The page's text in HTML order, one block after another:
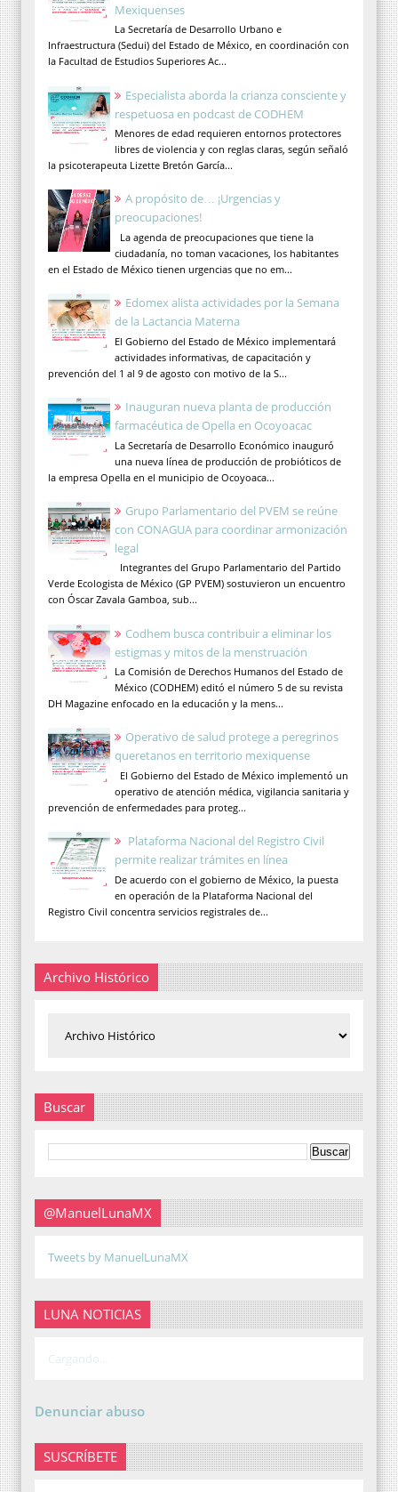
Mexiquenses
La Secretaría de Desarrollo Urbano e
Infraestructura (Sedui) del Estado de México, en coordinación con
la Facultad de Estudios Superiores Ac...
Especialista aborda la crianza consciente y
respetuosa en podcast de CODHEM
Menores de edad requieren entornos protectores
libres de violencia y con reglas claras, según señaló
la psicoterapeuta Lizette Bretón García...
A propósito de… ¡Urgencias y
preocupaciones!
La agenda de preocupaciones que tiene la
ciudadanía, no toman vacaciones, los habitantes
en el Estado de México tienen urgencias que no em...
Edomex alista actividades por la Semana
de la Lactancia Materna
El Gobierno del Estado de México implementará
actividades informativas, de capacitación y
prevención del 1 al 9 de agosto con motivo de la S...
Inauguran nueva planta de producción
farmacéutica de Opella en Ocoyoacac
La Secretaría de Desarrollo Económico inauguró
una nueva línea de producción de probióticos de
la empresa Opella en el municipio de Ocoyoaca...
Grupo Parlamentario del PVEM se reúne
con CONAGUA para coordinar armonización
legal
Integrantes del Grupo Parlamentario del Partido
Verde Ecologista de México (GP PVEM) sostuvieron un encuentro
con Óscar Zavala Gamboa, sub...
Codhem busca contribuir a eliminar los
estigmas y mitos de la menstruación
La Comisión de Derechos Humanos del Estado de
México (CODHEM) editó el número 5 de su revista
DH Magazine enfocado en la educación y la mens...
Operativo de salud protege a peregrinos
queretanos en territorio mexiquense
El Gobierno del Estado de México implementó un
operativo de atención médica, vigilancia sanitaria y
prevención de enfermedades para proteg...
Plataforma Nacional del Registro Civil
permite realizar trámites en línea
De acuerdo con el gobierno de México, la puesta
en operación de la Plataforma Nacional del
Registro Civil concentra servicios registrales de...
Archivo Histórico
Buscar
@ManuelLunaMX
Tweets by ManuelLunaMX
LUNA NOTICIAS
Cargando...
Denunciar abuso
SUSCRÍBETE